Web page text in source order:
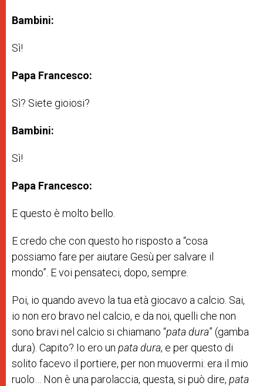
Bambini:
Sì!
Papa Francesco:
Sì? Siete gioiosi?
Bambini:
Sì!
Papa Francesco:
E questo è molto bello.
E credo che con questo ho risposto a “cosa
possiamo fare per aiutare Gesù per salvare il
mondo”. E voi pensateci, dopo, sempre.
Poi, io quando avevo la tua età giocavo a calcio. Sai,
io non ero bravo nel calcio, e da noi, quelli che non
sono bravi nel calcio si chiamano “pata dura” (gamba
dura). Capito? Io ero un pata dura, e per questo di
solito facevo il portiere, per non muovermi: era il mio
ruolo… Non è una parolaccia, questa, si può dire, pata